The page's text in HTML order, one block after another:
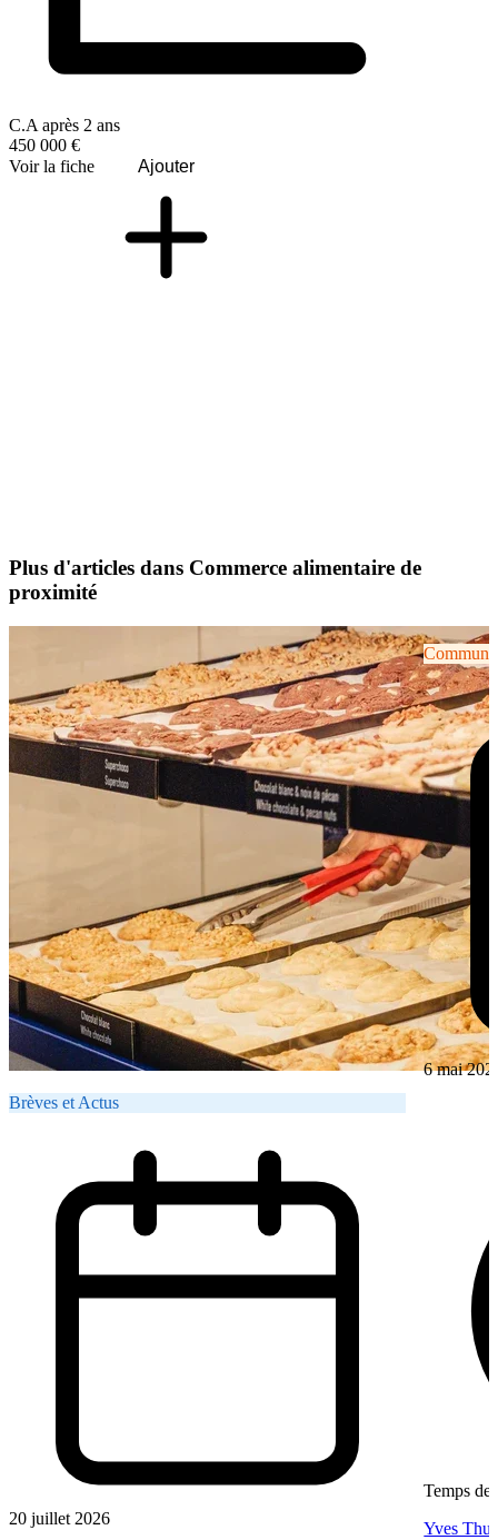
C.A après 2 ans
450 000 €
Voir la fiche
Ajouter
Plus d'articles dans Commerce alimentaire de
proximité
Brèves et Actus
20 juillet 2026
6 mai
Temps de
Yves